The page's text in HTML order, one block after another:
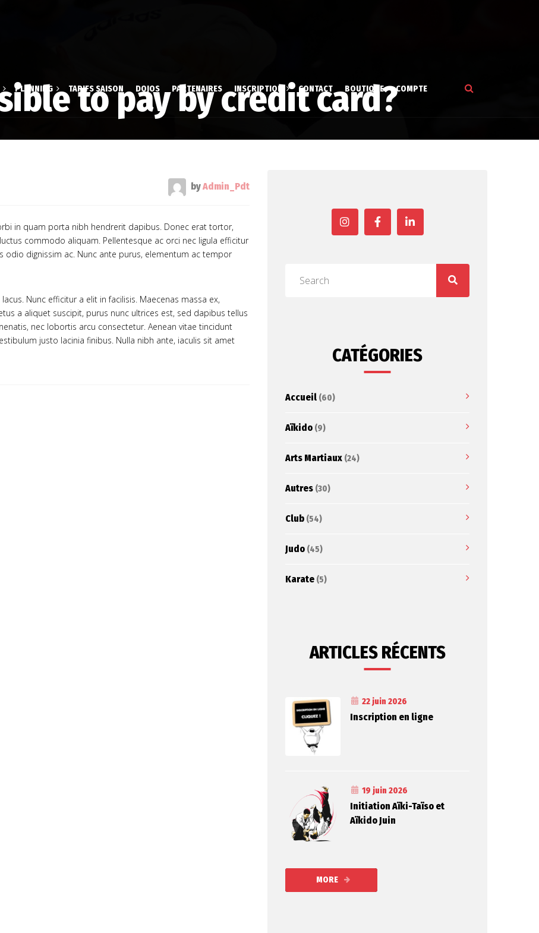
PLANNING
& Aïki-Taïso
Volontaire
TARIFS SAISON DOJOS PARTENAIRES INSCRIPTION
Dossier d’inscription
CONTACT BOUTIQUE COMPTE
to pay by credit card?
byAdmin_Pdt
in quam porta nibh hendrerit dapibus. Donec erat tortor,
commodo aliquam. Pellentesque ac orci nec ligula efficitur
dignissim ac. Nunc ante purus, elementum ac tempor
Nunc efficitur a elit in facilisis. Maecenas massa ex,
a aliquet suscipit, purus nunc ultrices est, sed dapibus tellus
nec lobortis arcu consectetur. Aenean vitae tincidunt
justo lacinia finibus. Nulla nibh ante, iaculis sit amet
CATÉGORIES
Accueil (60)
Aïkido (9)
Arts Martiaux (24)
Autres (30)
Club (54)
Judo (45)
Karate (5)
ARTICLES RÉCENTS
22 juin 2026
Inscription en ligne
19 juin 2026
Initiation Aïki-Taïso et
Aïkido Juin
MORE